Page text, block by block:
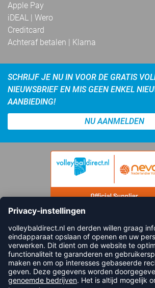
Apple Pay
iDEAL | Wero
Creditcard
Achteraf betalen | Klarna
SCHRIJF JE NU IN VOOR DE GRATIS
NIEUWSBRIEF EN MIS GEEN ENKEL
AANBIEDING!
NU AANMELDEN